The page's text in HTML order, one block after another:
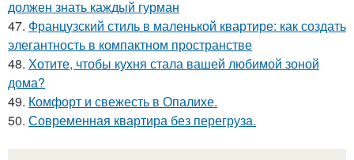
должен знать каждый гурман
47. Французский стиль в маленькой квартире: как создать
элегантность в компактном пространстве
48. Хотите, чтобы кухня стала вашей любимой зоной
дома?
49. Комфорт и свежесть в Опалихе.
50. Современная квартира без перегруза.